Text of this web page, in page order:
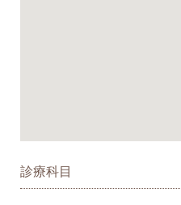
診療科目